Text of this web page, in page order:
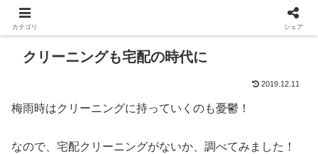
クリーニングも宅配の時代に
2019.12.11
梅雨時はクリーニングに持っていくのも憂鬱！
なので、宅配クリーニングがないか、調べてみました！
カテゴリ シェア